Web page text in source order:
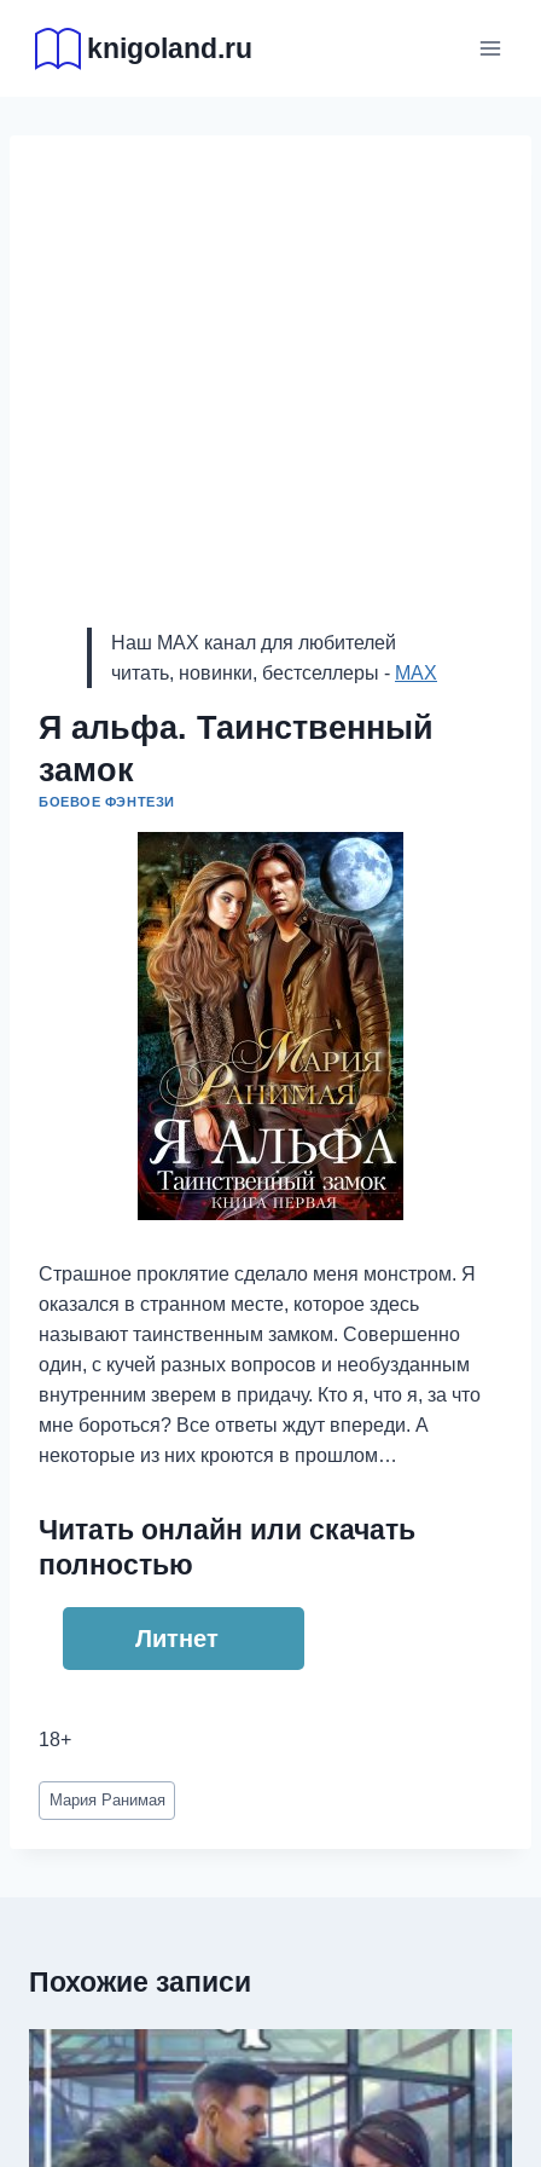
содержимому
knigoland.ru
Наш MAX канал для любителей
читать, новинки, бестселлеры - MAX
Я альфа. Таинственный
замок
БОЕВОЕ ФЭНТЕЗИ
Страшное проклятие сделало меня монстром. Я
оказался в странном месте, которое здесь
называют таинственным замком. Совершенно
один, с кучей разных вопросов и необузданным
внутренним зверем в придачу. Кто я, что я, за что
мне бороться? Все ответы ждут впереди. А
некоторые из них кроются в прошлом…
Читать онлайн или скачать
полностью
Литнет
18+
Метки
записи:
Мария Ранимая
Похожие записи